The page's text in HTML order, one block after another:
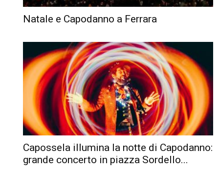
Natale e Capodanno a Ferrara
Capossela illumina la notte di Capodanno:
grande concerto in piazza Sordello...